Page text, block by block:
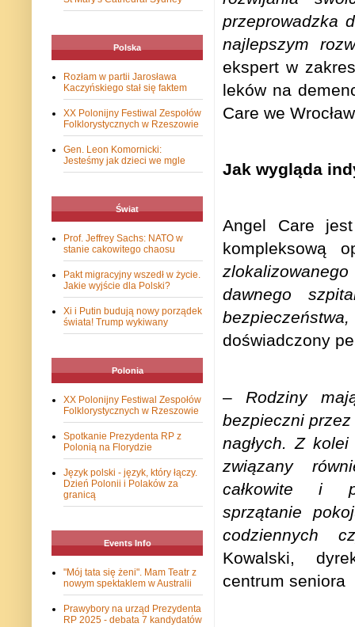
przeprowadzka
najlepszym
ekspert w
leków na
Care we
Jak wygląda
Angel Care
kompleksową
dawnego
doświadczony
– Rodziny
bezpieczni
nagłych. Z
związany
całkowite i
sprzątanie
codziennych
Kowalski,
centrum seniora
Polska
Rozłam w partii Jarosława
Kaczyńskiego stał się faktem
XX Polonijny Festiwal Zespołów
Folklorystycznych w Rzeszowie
Gen. Leon Komornicki:
Jesteśmy jak dzieci we mgle
Świat
Prof. Jeffrey Sachs: NATO w
stanie cakowitego chaosu
Pakt migracyjny wszedł w życie.
Jakie wyjście dla Polski?
Xi i Putin budują nowy porządek
świata! Trump wykiwany
Polonia
XX Polonijny Festiwal Zespołów
Folklorystycznych w Rzeszowie
Spotkanie Prezydenta RP z
Polonią na Florydzie
Język polski - język, który łączy.
Dzień Polonii i Polaków za
granicą
Events Info
"Mój tata się żeni". Mam Teatr z
nowym spektaklem w Australii
Prawybory na urząd Prezydenta
RP 2025 - debata 7 kandydatów